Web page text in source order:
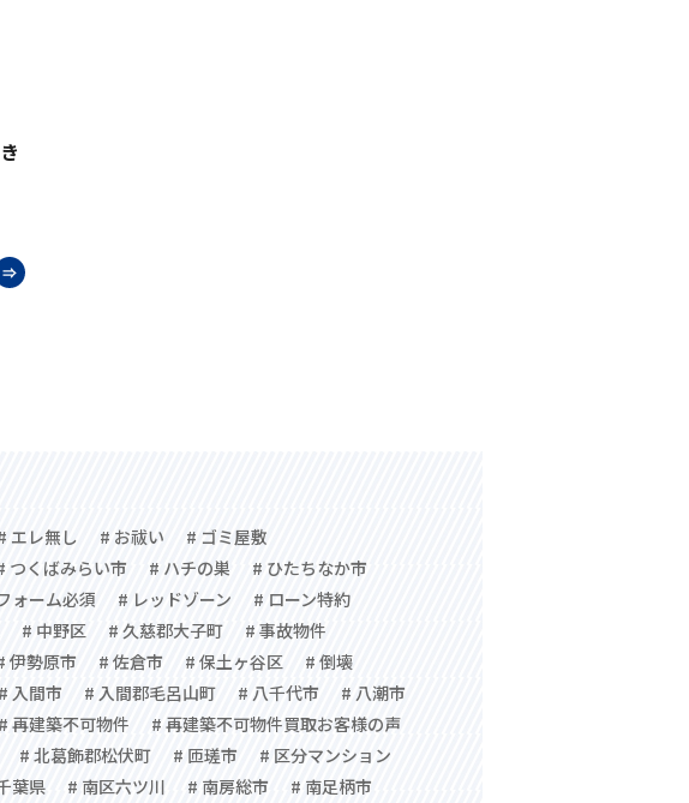
エレ無し # お祓い
# ゴミ屋敷
つくばみらい市 # ハチの巣
# ひたちなか市
ォーム必須 # レッドゾーン
# ローン特約
# 中野区 # 久慈郡大子町
# 事故物件
伊勢原市 # 佐倉市 # 保土ヶ谷区
# 倒壊
# 入間市 # 入間郡毛呂山町 # 八千代市
# 八潮市
# 再建築不可物件
# 再建築不可物件買取お客様の声
# 北葛飾郡松伏町 # 匝瑳市
# 区分マンション
葉県 # 南区六ツ川 # 南房総市
# 南足柄市